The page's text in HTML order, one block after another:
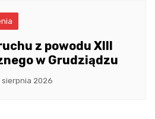
z powodu XIII
w Grudziądzu
sierpnia 2026